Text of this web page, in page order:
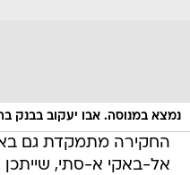
נמצא במנוסה. אבו יעקוב בבנק
החקירה מתמקדת גם